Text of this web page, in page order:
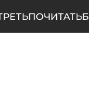
ПОЧИТАТЬ